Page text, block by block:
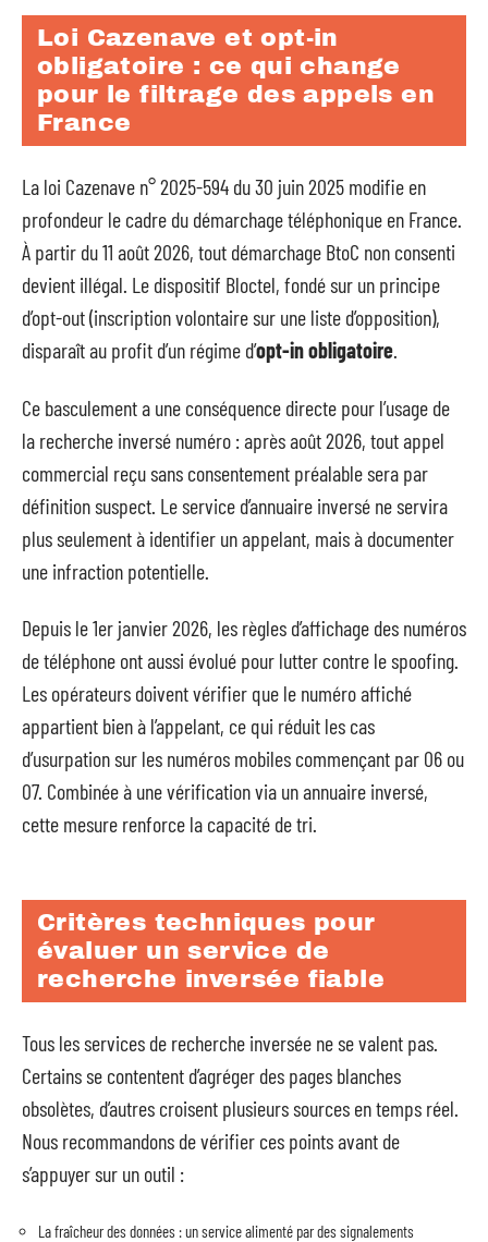
Loi Cazenave et opt-in
obligatoire : ce qui change
pour le filtrage des appels en
France
La loi Cazenave n° 2025-594 du 30 juin 2025 modifie en
profondeur le cadre du démarchage téléphonique en France.
À partir du 11 août 2026, tout démarchage BtoC non consenti
devient illégal. Le dispositif Bloctel, fondé sur un principe
d’opt-out (inscription volontaire sur une liste d’opposition),
disparaît au profit d’un régime d’opt-in obligatoire.
Ce basculement a une conséquence directe pour l’usage de
la recherche inversé numéro : après août 2026, tout appel
commercial reçu sans consentement préalable sera par
définition suspect. Le service d’annuaire inversé ne servira
plus seulement à identifier un appelant, mais à documenter
une infraction potentielle.
Depuis le 1er janvier 2026, les règles d’affichage des numéros
de téléphone ont aussi évolué pour lutter contre le spoofing.
Les opérateurs doivent vérifier que le numéro affiché
appartient bien à l’appelant, ce qui réduit les cas
d’usurpation sur les numéros mobiles commençant par 06 ou
07. Combinée à une vérification via un annuaire inversé,
cette mesure renforce la capacité de tri.
Critères techniques pour
évaluer un service de
recherche inversée fiable
Tous les services de recherche inversée ne se valent pas.
Certains se contentent d’agréger des pages blanches
obsolètes, d’autres croisent plusieurs sources en temps réel.
Nous recommandons de vérifier ces points avant de
s’appuyer sur un outil :
La fraîcheur des données : un service alimenté par des signalements